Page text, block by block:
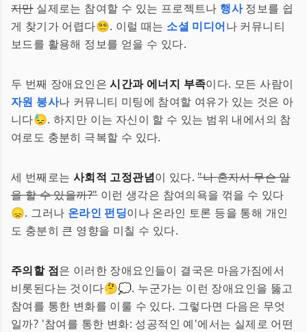
지만실제로는 참여할 수 있는 프로젝트나 행사정보를 쉽
게 찾기가 어렵다😵‍💫. 이럴 때는 소셜 미디어나 커뮤니티
보드를 활용해 정보를 얻을 수 있다.
두 번째 장애요인은시간과 에너지 부족이다. 모든 사람이
자원 봉사나 커뮤니티 미팅에 참여할 여유가 있는 것은 아
니다😓. 하지만 이는 자신이 할 수 있는 범위 내에서의 참
여로도 충분히 극복할 수 있다.
세 번째로는 사회적 고정관념이 있다."나 혼자서 무슨 일
을 할 수 있을까?"이런 생각은 참여의욕을 꺾을 수 있다
😞. 그러나 온라인 펀딩이나 온라인 토론 등을 통해 개인
도 충분히 큰 영향을 미칠 수 있다.
주의할 점은 이러한 장애요인들이 결국은 마음가짐에서
비롯된다는 것이다🤔💭. 누군가는 이런 장애요인을 뚫고
참여를 통한 변화를 이룰 수 있다. 그렇다면 다음은 무엇
일까? '참여를 통한 변화: 성공적인 예'에서는 실제로 어떤